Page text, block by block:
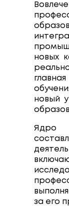
новых
новый
Ядро
за его